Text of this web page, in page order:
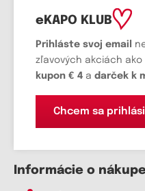
eKAPO KLUB
Prihláste svoj email
zľavových akciách ako
kupon € 4 a darček k
Chcem sa
Informácie o